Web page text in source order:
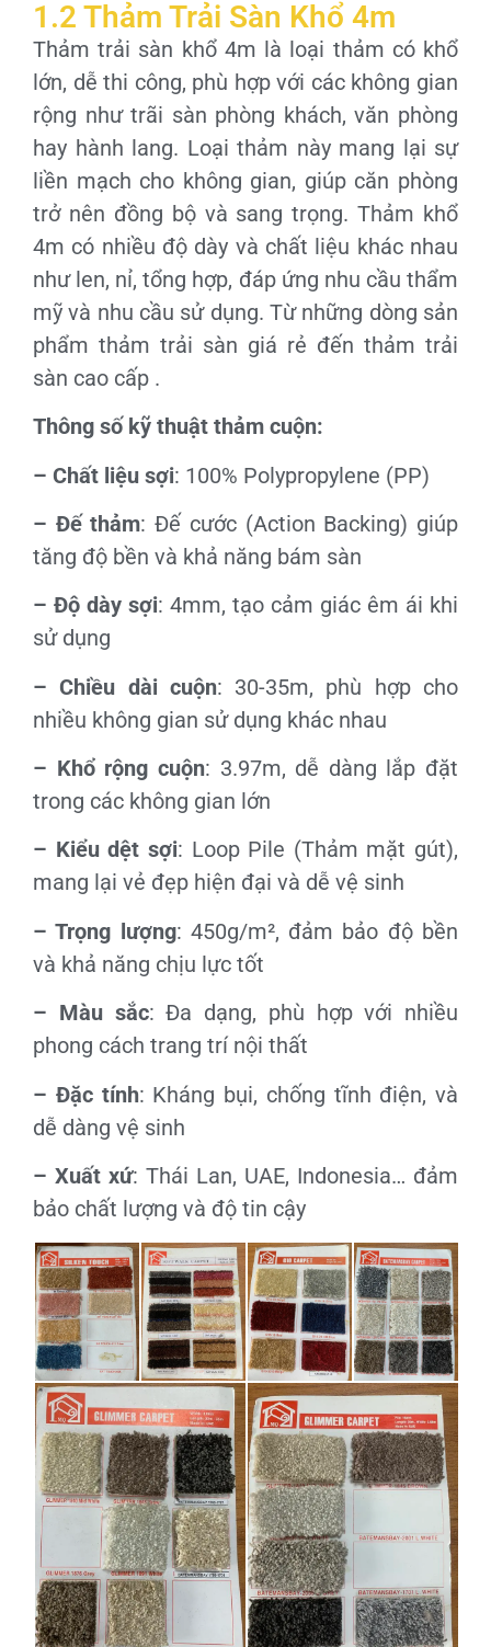
1.2 Thảm Trải Sàn Khổ 4m
Thảm trải sàn khổ 4m là loại thảm có khổ
lớn, dễ thi công, phù hợp với các không gian
rộng như trãi sàn phòng khách, văn phòng
hay hành lang. Loại thảm này mang lại sự
liền mạch cho không gian, giúp căn phòng
trở nên đồng bộ và sang trọng. Thảm khổ
4m có nhiều độ dày và chất liệu khác nhau
như len, nỉ, tổng hợp, đáp ứng nhu cầu thẩm
mỹ và nhu cầu sử dụng. Từ những dòng sản
phẩm thảm trải sàn giá rẻ đến thảm trải
sàn cao cấp .
Thông số kỹ thuật thảm cuộn:
– Chất liệu sợi: 100% Polypropylene (PP)
– Đế thảm: Đế cước (Action Backing) giúp
tăng độ bền và khả năng bám sàn
– Độ dày sợi: 4mm, tạo cảm giác êm ái khi
sử dụng
– Chiều dài cuộn: 30-35m, phù hợp cho
nhiều không gian sử dụng khác nhau
– Khổ rộng cuộn: 3.97m, dễ dàng lắp đặt
trong các không gian lớn
– Kiểu dệt sợi: Loop Pile (Thảm mặt gút),
mang lại vẻ đẹp hiện đại và dễ vệ sinh
– Trọng lượng: 450g/m², đảm bảo độ bền
và khả năng chịu lực tốt
– Màu sắc: Đa dạng, phù hợp với nhiều
phong cách trang trí nội thất
– Đặc tính: Kháng bụi, chống tĩnh điện, và
dễ dàng vệ sinh
– Xuất xứ: Thái Lan, UAE, Indonesia… đảm
bảo chất lượng và độ tin cậy